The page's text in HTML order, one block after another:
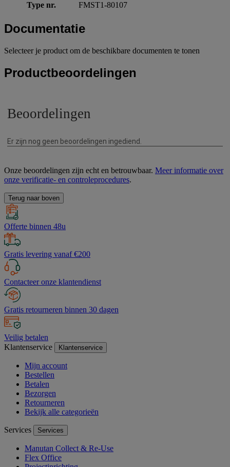
Type nr.
FMST1-80107
Documentatie
Selecteer je product om de beschikbare documenten te tonen
Productbeoordelingen
Onze beoordelingen zijn echt en betrouwbaar. Meer informatie over
onze verificatie- en controleprocedures.
Terug naar boven
Offerte binnen 48u
Gratis levering vanaf €200
Contacteer onze klantendienst
Gratis retourneren binnen 30 dagen
Veilig betalen
Klantenservice
Klantenservice
Mijn account
Bestellen
Betalen
Bezorgen
Retourneren
Bekijk alle categorieën
Services Services
Manutan Collect & Re-Use
Flex Office